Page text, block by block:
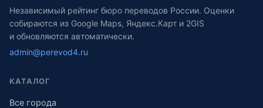
Независимый рейтинг бюро переводов России. Оценки
собираются из Google Maps, Яндекс.Карт и 2GIS
и обновляются автоматически.
admin@perevod4.ru
КАТАЛОГ
Все города